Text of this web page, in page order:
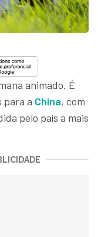
animado. É
para a China, com
pelo país a mais